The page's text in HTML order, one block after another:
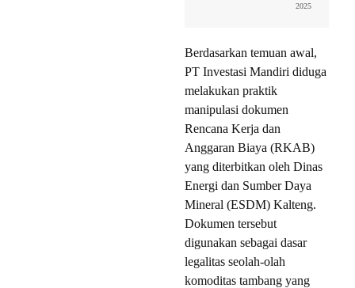
2025
Berdasarkan temuan awal,
PT Investasi Mandiri diduga
melakukan praktik
manipulasi dokumen
Rencana Kerja dan
Anggaran Biaya (RKAB)
yang diterbitkan oleh Dinas
Energi dan Sumber Daya
Mineral (ESDM) Kalteng.
Dokumen tersebut
digunakan sebagai dasar
legalitas seolah-olah
komoditas tambang yang